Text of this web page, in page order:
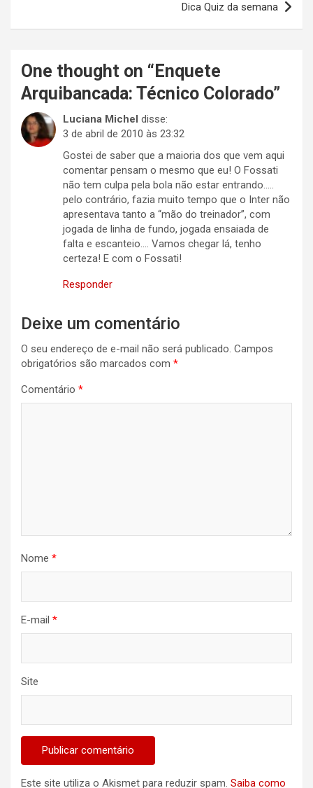
Dica Quiz da semana
One thought on “ Enquete
Arquibancada: Técnico Colorado”
Luciana Michel disse:
3 de abril de 2010 às 23:32
Gostei de saber que a maioria dos que vem aqui
comentar pensam o mesmo que eu! O Fossati
não tem culpa pela bola não estar entrando…..
pelo contrário, fazia muito tempo que o Inter não
apresentava tanto a “mão do treinador”, com
jogada de linha de fundo, jogada ensaiada de
falta e escanteio…. Vamos chegar lá, tenho
certeza! E com o Fossati!
Responder
Deixe um comentário
O seu endereço de e-mail não será publicado. Campos
obrigatórios são marcados com *
Comentário *
Nome *
E-mail *
Site
Este site utiliza o Akismet para reduzir spam. Saiba como